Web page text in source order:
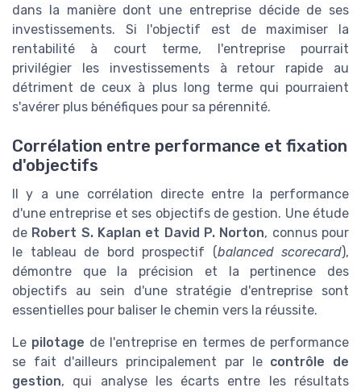
dans la manière dont une entreprise décide de ses
investissements. Si l'objectif est de maximiser la
rentabilité à court terme, l'entreprise pourrait
privilégier les investissements à retour rapide au
détriment de ceux à plus long terme qui pourraient
s'avérer plus bénéfiques pour sa pérennité.
Corrélation entre performance et fixation
d'objectifs
Il y a une corrélation directe entre la performance
d'une entreprise et ses objectifs de gestion. Une étude
de Robert S. Kaplan et David P. Norton, connus pour
le tableau de bord prospectif (balanced scorecard),
démontre que la précision et la pertinence des
objectifs au sein d'une stratégie d'entreprise sont
essentielles pour baliser le chemin vers la réussite.
Le pilotage de l'entreprise en termes de performance
se fait d'ailleurs principalement par le contrôle de
gestion, qui analyse les écarts entre les résultats